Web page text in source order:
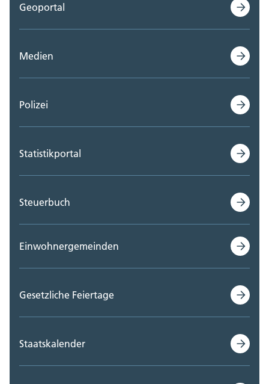
Geoportal
Medien
Polizei
Statistikportal
Steuerbuch
Einwohnergemeinden
Gesetzliche Feiertage
Staatskalender